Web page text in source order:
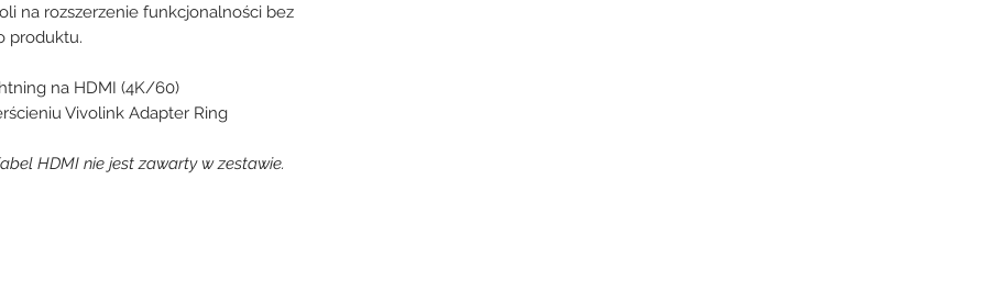
na rozszerzenie funkcjonalności bez
produktu.
na HDMI (4K/60)
Vivolink Adapter Ring
HDMI nie jest zawarty w zestawie.